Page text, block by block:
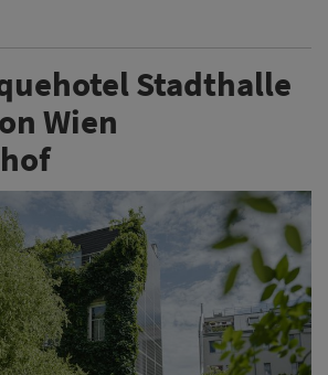
Stadthalle
Wien